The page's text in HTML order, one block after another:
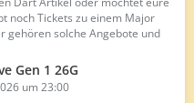
noch Tickets zu einem Major
gehören solche Angebote und
Gen 1 26G
um 23:00